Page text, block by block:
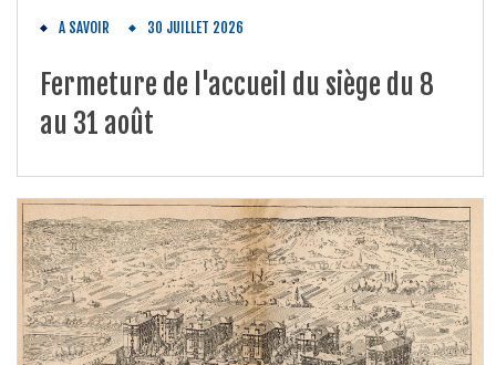
A SAVOIR 30 JUILLET 2026
Fermeture de l'accueil du siège du 8
au 31 août